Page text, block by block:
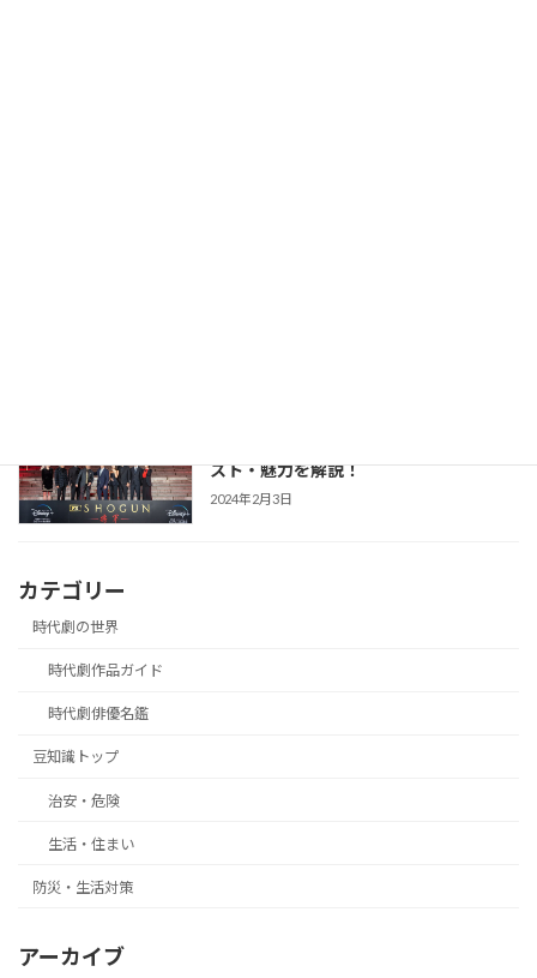
スト・魅力を解説！
2024年2月3日
カテゴリー
時代劇の世界
時代劇作品ガイド
時代劇俳優名鑑
豆知識トップ
治安・危険
生活・住まい
防災・生活対策
アーカイブ